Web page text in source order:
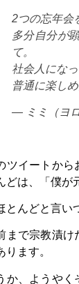
2つの忘年会
多分自分が
て。
社会人にな
普通に楽しめ
— ミミ（ヨ
ツイートか
どは、「僕が
とんどと言い
まで宗教漬け
ります。
か、ようや